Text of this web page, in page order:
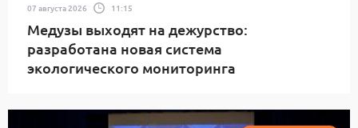
07 августа 2026 11:15
Медузы выходят на дежурство:
разработана новая система
экологического мониторинга